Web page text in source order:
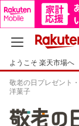
ようこそ 楽天市場へ
敬老の日プレゼント
洋菓子